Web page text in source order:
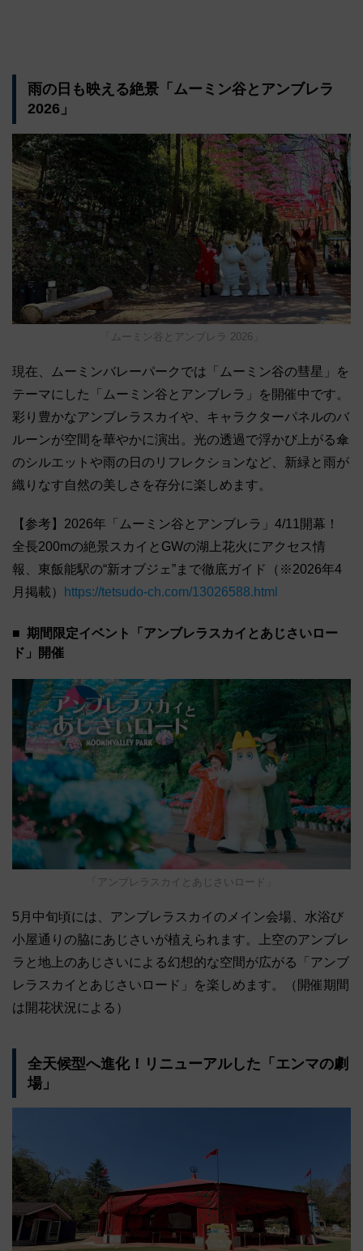
雨の日も映える絶景「ムーミン谷とアンブレラ
2026」
「ムーミン谷とアンブレラ 2026」
現在、ムーミンバレーパークでは「ムーミン谷の彗星」を
テーマにした「ムーミン谷とアンブレラ」を開催中です。
彩り豊かなアンブレラスカイや、キャラクターパネルのバ
ルーンが空間を華やかに演出。光の透過で浮かび上がる傘
のシルエットや雨の日のリフレクションなど、新緑と雨が
織りなす自然の美しさを存分に楽しめます。
【参考】2026年「ムーミン谷とアンブレラ」4/11開幕！
全長200mの絶景スカイとGWの湖上花火にアクセス情
報、東飯能駅の“新オブジェ”まで徹底ガイド（※2026年4
月掲載）
https://tetsudo-ch.com/13026588.html
期間限定イベント「アンブレラスカイとあじさいロー
ド」開催
「アンブレラスカイとあじさいロード」
5月中旬頃には、アンブレラスカイのメイン会場、水浴び
小屋通りの脇にあじさいが植えられます。上空のアンブレ
ラと地上のあじさいによる幻想的な空間が広がる「アンブ
レラスカイとあじさいロード」を楽しめます。（開催期間
は開花状況による）
全天候型へ進化！リニューアルした「エンマの劇
場」